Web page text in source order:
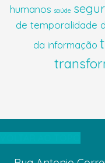
humanos saúde
de temporalidade
da informação